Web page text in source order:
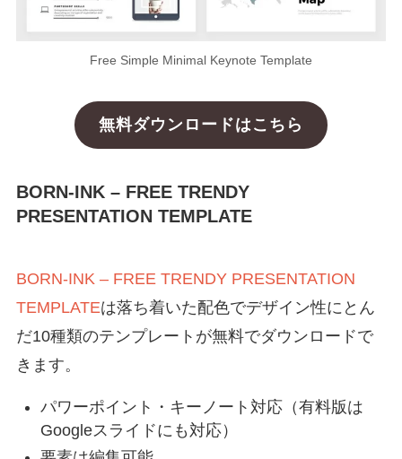
Free Simple Minimal Keynote Template
無料ダウンロードはこちら
BORN-INK – FREE TRENDY
PRESENTATION TEMPLATE
BORN-INK – FREE TRENDY PRESENTATION
TEMPLATEは落ち着いた配色でデザイン性にとん
だ10種類のテンプレートが無料でダウンロードで
きます。
パワーポイント・キーノート対応（有料版は
Googleスライドにも対応）